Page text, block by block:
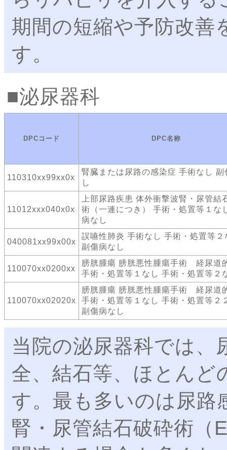
期間の短縮や予防改善
す。
泌尿器科
DPCコード DPC名称
110310xx99xx0x
腎臓または尿路の感染症 手術なし 副
し
11012xxx040x0x
上部尿路疾患 体外衝撃波腎・尿管結
術（一連につき） 手術・処置等１な
病なし
040081xx99x00x
誤嚥性肺炎 手術なし 手術・処置等２
副傷病なし
110070xx0200xx
膀胱腫瘍 膀胱悪性腫瘍手術 経尿道
手術・処置等１なし 手術・処置等２
110070xx02020x
膀胱腫瘍 膀胱悪性腫瘍手術 経尿道
手術・処置等１なし 手術・処置等２
副傷病なし
当院の泌尿器科では、
全、結石等、ほとんど
す。最も多いのは尿路
腎・尿管結石破砕術（